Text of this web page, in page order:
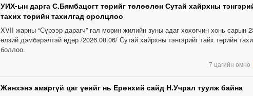
УИХ-ын дарга С.Бямбацогт төрийг төлөөлөн Сутай хайрхны
тахих төрийн тахилгад оролцлоо
XVII жарны “Сүрээр дарагч” гал морин жилийн зуны адаг хөхөгчин хонь сарын
өлзий дэмбэрэлтэй өдөр /2026.08.06/ Сутай хайрхны тэнгэрийг тайх төрийн
боллоо.
7 цагийн өмнө
Жинхэнэ амаргүй цаг үеийг нь Ерөнхий сайд Н.Учрал туулж байна